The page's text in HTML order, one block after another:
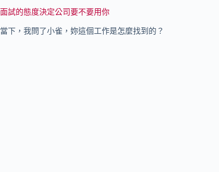
面試的態度決定公司要不要用你
當下，我問了小雀，妳這個工作是怎麼找到的？